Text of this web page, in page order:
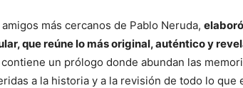
más cercanos de Pablo Neruda,
que reúne lo más original, auténtico y
un prólogo donde abundan las
a la historia y a la revisión de todo lo que